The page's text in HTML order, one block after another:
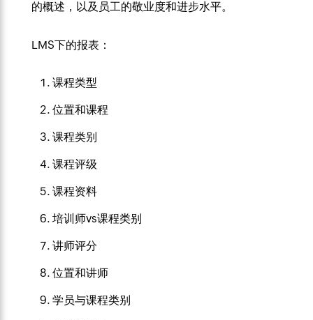
的概述，以及员工的敬业度和进步水平。
LMS下的报表：
课程类型
位置和课程
课程类别
课程评级
课程资料
培训师vs课程类别
讲师评分
位置和讲师
学员与课程类别